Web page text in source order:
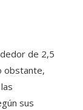
de 2,5
obstante,
sus